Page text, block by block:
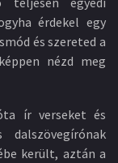
érdekel egy
és szereted a
nézd meg
ír verseket és
került, aztán a